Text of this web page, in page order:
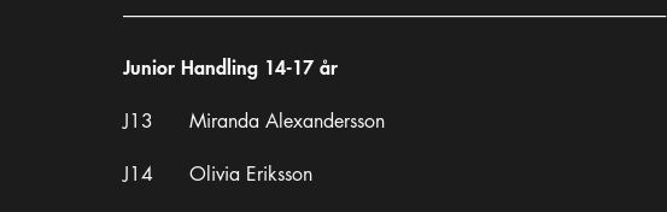
------------------------------------------------------------------------------------------------------------------------------------------------------
Junior Handling 14-17 år
J13 Miranda Alexandersson
J14 Olivia Eriksson